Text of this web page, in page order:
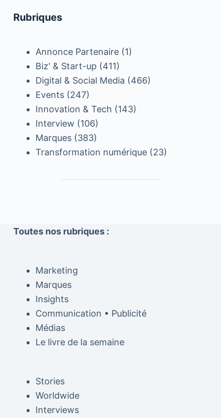
Rubriques
Annonce Partenaire(1)
Biz' & Start-up (411)
Digital & Social Media (466)
Events(247)
Innovation & Tech (143)
Interview (106)
Marques(383)
Transformation numérique(23)
Toutes nos rubriques :
Marketing
Marques
Insights
Communication • Publicité
Médias
Le livre de la semaine
Stories
Worldwide
Interviews